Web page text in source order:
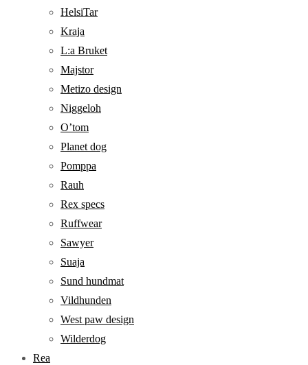
HelsiTar
Kraja
L:a Bruket
Majstor
Metizo design
Niggeloh
O’tom
Planet dog
Pomppa
Rauh
Rex specs
Ruffwear
Sawyer
Suaja
Sund hundmat
Vildhunden
West paw design
Wilderdog
Rea